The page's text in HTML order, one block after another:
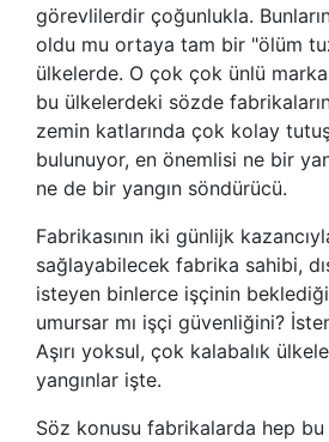
görevlilerdir çoğunlukla.
oldu mu ortaya tam bir "ölüm
ülkelerde. O çok çok ünlü
bu ülkelerdeki sözde
zemin katlarında çok kolay
bulunuyor, en önemlisi ne bir
ne de bir yangın söndürücü.
Fabrikasının iki günlijk
sağlayabilecek fabrika sahibi,
isteyen binlerce işçinin
umursar mı işçi güvenliğini?
Aşırı yoksul, çok kalabalık
yangınlar işte.
Söz konusu fabrikalarda hep